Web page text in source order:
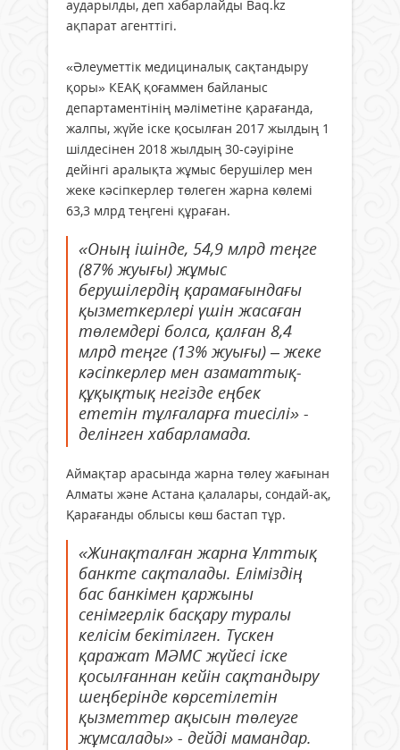
аударылды, деп хабарлайды Baq.kz
ақпарат агенттігі.
«Әлеуметтік медициналық сақтандыру
қоры» КЕАҚ қоғаммен байланыс
департаментінің мәліметіне қарағанда,
жалпы, жүйе іске қосылған 2017 жылдың 1
шілдесінен 2018 жылдың 30-сәуіріне
дейінгі аралықта жұмыс берушілер мен
жеке кәсіпкерлер төлеген жарна көлемі
63,3 млрд теңгені құраған.
«Оның ішінде, 54,9 млрд теңге
(87% жуығы) жұмыс
берушілердің қарамағындағы
қызметкерлері үшін жасаған
төлемдері болса, қалған 8,4
млрд теңге (13% жуығы) – жеке
кәсіпкерлер мен азаматтық-
құқықтық негізде еңбек
ететін тұлғаларға тиесілі» -
делінген хабарламада.
Аймақтар арасында жарна төлеу жағынан
Алматы және Астана қалалары, сондай-ақ,
Қарағанды облысы көш бастап тұр.
«Жинақталған жарна Ұлттық
банкте сақталады. Еліміздің
бас банкімен қаржыны
сенімгерлік басқару туралы
келісім бекітілген. Түскен
қаражат МӘМС жүйесі іске
қосылғаннан кейін сақтандыру
шеңберінде көрсетілетін
қызметтер ақысын төлеуге
жұмсалады» - дейді мамандар.